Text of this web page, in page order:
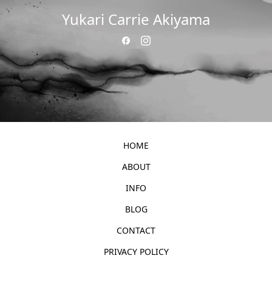
Yukari Carrie Akiyama
HOME
ABOUT
INFO
BLOG
CONTACT
PRIVACY POLICY